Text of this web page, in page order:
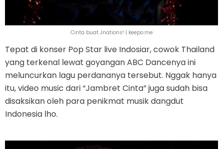
Cinta buat Jnations! | keepo.me
Tepat di konser Pop Star live Indosiar, cowok Thailand
yang terkenal lewat goyangan ABC Dancenya ini
meluncurkan lagu perdananya tersebut. Nggak hanya
itu, video music dari “Jambret Cinta” juga sudah bisa
disaksikan oleh para penikmat musik dangdut
Indonesia lho.